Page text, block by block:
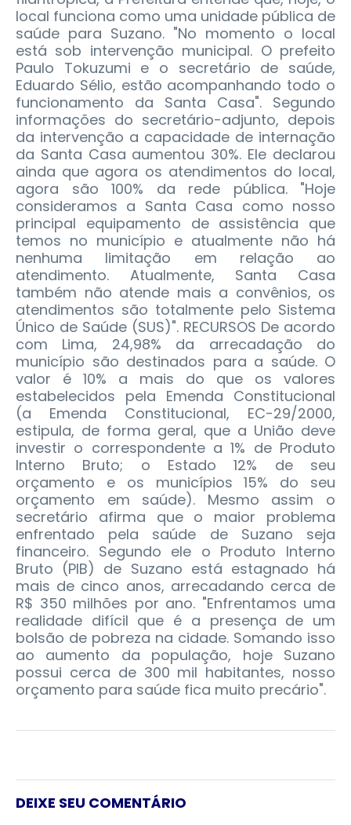
local funciona como uma unidade pública de
saúde para Suzano. "No momento o local
está sob intervenção municipal. O prefeito
Paulo Tokuzumi e o secretário de saúde,
Eduardo Sélio, estão acompanhando todo o
funcionamento da Santa Casa". Segundo
informações do secretário-adjunto, depois
da intervenção a capacidade de internação
da Santa Casa aumentou 30%. Ele declarou
ainda que agora os atendimentos do local,
agora são 100% da rede pública. "Hoje
consideramos a Santa Casa como nosso
principal equipamento de assistência que
temos no município e atualmente não há
nenhuma limitação em relação ao
atendimento. Atualmente, Santa Casa
também não atende mais a convênios, os
atendimentos são totalmente pelo Sistema
Único de Saúde (SUS)". RECURSOS De acordo
com Lima, 24,98% da arrecadação do
município são destinados para a saúde. O
valor é 10% a mais do que os valores
estabelecidos pela Emenda Constitucional
(a Emenda Constitucional, EC-29/2000,
estipula, de forma geral, que a União deve
investir o correspondente a 1% de Produto
Interno Bruto; o Estado 12% de seu
orçamento e os municípios 15% do seu
orçamento em saúde). Mesmo assim o
secretário afirma que o maior problema
enfrentado pela saúde de Suzano seja
financeiro. Segundo ele o Produto Interno
Bruto (PIB) de Suzano está estagnado há
mais de cinco anos, arrecadando cerca de
R$ 350 milhões por ano. "Enfrentamos uma
realidade difícil que é a presença de um
bolsão de pobreza na cidade. Somando isso
ao aumento da população, hoje Suzano
possui cerca de 300 mil habitantes, nosso
orçamento para saúde fica muito precário".
DEIXE SEU COMENTÁRIO